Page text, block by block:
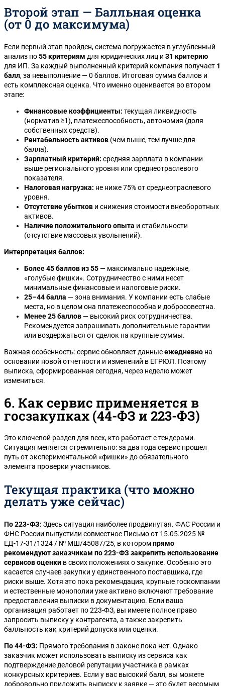
Второй этап — Балльная оценка
(от 0 до максимума)
Если первый этап пройден, система погружается в углубленный
анализ по55 критериям для юридических лиц и 31 критерию
для ИП. За каждый выполненный критерий компания получает 1
балл, за невыполнение — 0 баллов. Итоговая сумма баллов и
есть комплексная оценка. Что именно оценивается во втором
этапе:
Финансовые коэффициенты: текущая ликвидность
(норматив ≥1), платежеспособность, автономия (доля
собственных средств).
Рентабельность активов (чем выше, тем лучше для
балла).
Зарплатный критерий: средняя зарплата в компании
выше регионального уровня или среднеотраслевого
показателя.
Налоговая нагрузка: не ниже 75% от среднеотраслевого
уровня.
Отсутствие убытков и снижения стоимости внеоборотных
активов.
Наличие положительного опыта и стабильности
(отсутствие массовых увольнений).
Интерпретация баллов:
Более 45 баллов из 55 — максимально надежные,
«голубые фишки». Сотрудничество с ними несет
минимальные финансовые и налоговые риски.
25–44 балла — зона внимания. У компании есть слабые
места, но в целом она платежеспособна и добросовестна.
Менее 25 баллов — высокий риск сотрудничества.
Рекомендуется запрашивать дополнительные гарантии
или воздержаться от сделок на крупные суммы.
Важная особенность: сервис обновляет данныеежедневно на
основании новой отчетности и изменений в ЕГРЮЛ. Поэтому
выписка, сформированная сегодня, через неделю может
измениться.
6. Как сервис применяется в
госзакупках (44-ФЗ и 223-ФЗ)
Это ключевой раздел для всех, кто работает с тендерами.
Ситуация меняется стремительно: за два года сервис прошел
путь от экспериментальной «фишки» до обязательного
элемента проверки участников.
Текущая практика (что можно
делать уже сейчас)
По 223-ФЗ: Здесь ситуация наиболее продвинутая. ФАС России и
ФНС России выпустили совместное Письмо от 15.05.2025 №
ЕД-17-31/1324 / № МШ/45087/25, в которомпрямо
рекомендуют заказчикам по 223-ФЗ закрепить использование
сервисов оценки в своих положениях о закупке. Особенно это
касается случаев закупки у единственного поставщика, где
риски выше. Хотя это пока рекомендация, крупные госкомпании
и естественные монополии уже активно включают требование
предоставления выписки в документацию. Если ваша
организация работает по 223-ФЗ, вы имеете полное право
запросить выписку у контрагента, а также закрепить
балльность как критерий допуска или оценки.
По 44-ФЗ: Прямого требования в законе пока нет. Однако
заказчик может использовать выписку из сервиса как
подтверждение деловой репутации участника в рамках
конкурсных критериев. Если у вас высокий балл, вы можете
добровольно приложить выписку к заявке — это будет весомым